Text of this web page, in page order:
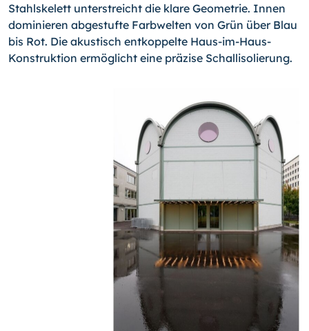
Stahlskelett unterstreicht die klare Geometrie. Innen
dominieren abgestufte Farbwelten von Grün über Blau
bis Rot. Die akustisch entkoppelte Haus-im-Haus-
Konstruktion ermöglicht eine präzise Schallisolierung.